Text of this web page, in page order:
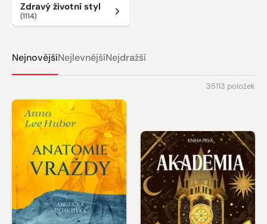
Zdravý životní styl
(1114)
NejnovějšíNejlevnějšíNejdražší
35113 položek